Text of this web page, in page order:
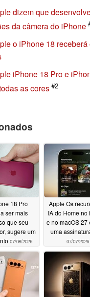
dizem que
da câmera do iPhone
o iPhone 18
iPhone 18 Pro e
as cores #2
18 Pro
ser mais
que seu
sugere um
07/08/2026
Apple Os
IA do Home no
e no macOS 27
uma
07/07/2026